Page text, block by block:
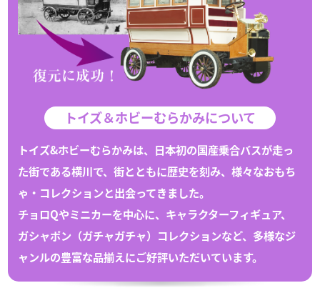
トイズ＆ホビーむらかみについて
トイズ&ホビーむらかみは、日本初の国産乗合バスが走っ
た街である横川で、街とともに歴史を刻み、様々なおもち
ゃ ・ コレクションと出会ってきました。
チョロQやミニカーを中心に、キャラクターフィギュア、
ガシャポン（ガチャガチャ） コレクションなど、多様なジ
ャンルの豊富な品揃えにご好評いただいています。